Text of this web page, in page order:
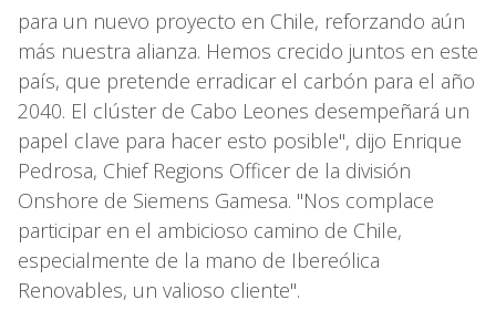
para un nuevo proyecto en Chile, reforzando aún
más nuestra alianza. Hemos crecido juntos en este
país, que pretende erradicar el carbón para el año
2040. El clúster de Cabo Leones desempeñará un
papel clave para hacer esto posible", dijo Enrique
Pedrosa, Chief Regions Officer de la división
Onshore de Siemens Gamesa. "Nos complace
participar en el ambicioso camino de Chile,
especialmente de la mano de Ibereólica
Renovables, un valioso cliente".